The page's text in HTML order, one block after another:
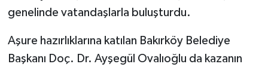
genelinde vatandaşlarla buluşturdu.
Aşure hazırlıklarına katılan Bakırköy Belediye
Başkanı Doç. Dr. Ayşegül Ovalıoğlu da kazanın